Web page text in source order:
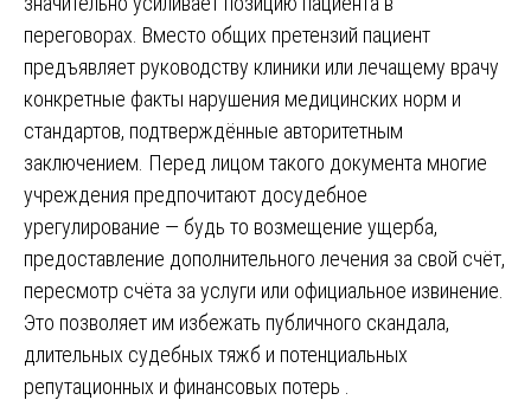
переговорах. Вместо общих претензий пациент
предъявляет руководству клиники или лечащему врачу
конкретные факты нарушения медицинских норм и
стандартов, подтверждённые авторитетным
заключением. Перед лицом такого документа многие
учреждения предпочитают досудебное
урегулирование — будь то возмещение ущерба,
предоставление дополнительного лечения за свой счёт,
пересмотр счёта за услуги или официальное извинение.
Это позволяет им избежать публичного скандала,
длительных судебных тяжб и потенциальных
репутационных и финансовых потерь .